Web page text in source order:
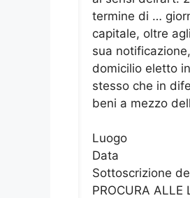
termine di …
capitale, oltre
sua
domicilio eletto
stesso che in
beni a mezzo
Luogo
Data
Sottoscrizione
PROCURA ALLE